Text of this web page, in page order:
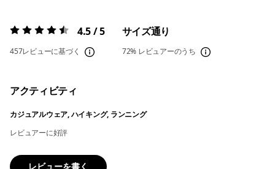
評価:4.5 / 5 4.5 / 5
457レビューに基づく
サイズ通り
72% レビュアーのうち
アクティビティ
カジュアルウェア, ハイキング, ランニング
レビュアーに好評
レビューを書く